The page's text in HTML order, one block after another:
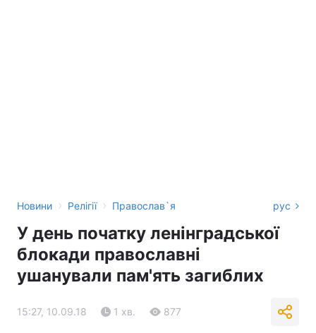
Новини › Релігії › Православ`я рус
У день початку ленінградської
блокади православні
ушанували пам'ять загиблих
15:27, 10.09.18 1 хв. 877